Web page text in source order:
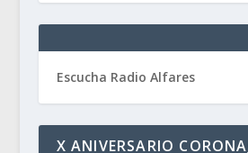
Escucha Radio Alfares
X ANIVERSARIO